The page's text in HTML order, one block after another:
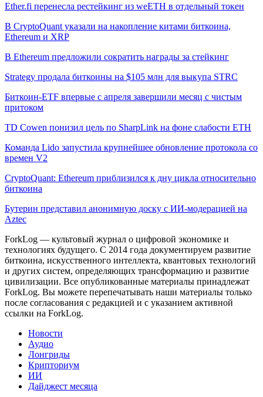
Ether.fi перенесла рестейкинг из weETH в отдельный токен
В CryptoQuant указали на накопление китами биткоина,
Ethereum и XRP
В Ethereum предложили сократить награды за стейкинг
Strategy продала биткоины на $105 млн для выкупа STRC
Биткоин-ETF впервые с апреля завершили месяц с чистым
притоком
TD Cowen понизил цель по SharpLink на фоне слабости ETH
Команда Lido запустила крупнейшее обновление протокола со
времен V2
CryptoQuant: Ethereum приблизился к дну цикла относительно
биткоина
Бутерин представил анонимную доску с ИИ-модерацией на
Aztec
ForkLog — культовый журнал о цифровой экономике и
технологиях будущего. С 2014 года документируем развитие
биткоина, искусственного интеллекта, квантовых технологий
и других систем, определяющих трансформацию и развитие
цивилизации. Все опубликованные материалы принадлежат
ForkLog. Вы можете перепечатывать наши материалы только
после согласования с редакцией и с указанием активной
ссылки на ForkLog.
Новости
Аудио
Лонгриды
Крипториум
ИИ
Дайджест месяца